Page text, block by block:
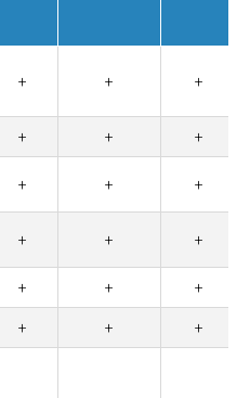
+ + +
+ +
+
+ + +
+ + +
+ +
+
+ +
+